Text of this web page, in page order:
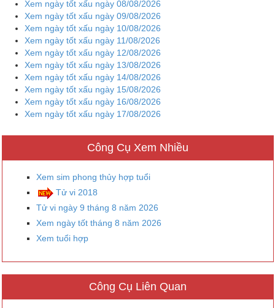
Xem ngày tốt xấu ngày 08/08/2026
Xem ngày tốt xấu ngày 09/08/2026
Xem ngày tốt xấu ngày 10/08/2026
Xem ngày tốt xấu ngày 11/08/2026
Xem ngày tốt xấu ngày 12/08/2026
Xem ngày tốt xấu ngày 13/08/2026
Xem ngày tốt xấu ngày 14/08/2026
Xem ngày tốt xấu ngày 15/08/2026
Xem ngày tốt xấu ngày 16/08/2026
Xem ngày tốt xấu ngày 17/08/2026
Công Cụ Xem Nhiều
Xem sim phong thủy hợp tuổi
Tử vi 2018
Tử vi ngày 9 tháng 8 năm 2026
Xem ngày tốt tháng 8 năm 2026
Xem tuổi hợp
Công Cụ Liên Quan